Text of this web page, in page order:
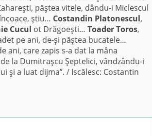
păştea vitele, dându-i Miclescul
ştiu… Costandin Platonescul,
Cucul ot Drăgoeşti… ToaderToros,
pe ani, de-şi păştea bucatele…
ani, care zapis s-a dat la mâna
la Dumitraşcu Şeptelici, vândzându-i
şi a luat dijma”. / Iscălesc: Costantin